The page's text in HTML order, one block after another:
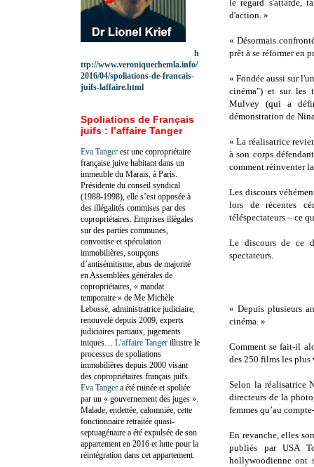
le regard s'attarde,
d'action. »
« Désormais
prêt à se réformer en
« Fondée aussi sur
cinéma") et sur les
Mulvey (qui a
démonstration de
« La réalisatrice
à son corps
comment réinventer
Les discours
lors de récentes
téléspectateurs – ce
Le discours de ce
spectateurs.
« Depuis plusieurs
cinéma. »
Comment se fait-il
des 250 films les plus
Selon la réalisatrice
directeurs de la
femmes qu’au
En revanche, elles
publiés par USA
hollywoodienne ont
h
ttp://www.veroniquechemla.info/
2016/04/spoliations-de-francais-
juifs-laffaire.html
Spoliations de Français
juifs : l’affaire Tanger
Eva Tanger est une copropriétaire
française juive habitant dans un
immeuble du Marais, à Paris.
Présidente du conseil syndical
(1988-1998), elle s’est opposée à
des illégalités commises par des
copropriétaires. Emprises illégales
sur des parties communes,
convoitise et spéculation
immobilières, soupçons
d’antisémitisme, abus de majorité
en Assemblées générales de
copropriétaires, « mandat
temporaire » de Me Michèle
Lebossé, administratrice judiciaire,
renouvelé depuis 2009, experts
judiciaires partiaux, jugements
iniques… L’affaire Tanger illustre le
processus de spoliations
immobilières depuis 2000 visant
des copropriétaires français juifs.
Eva Tanger a été ruinée et spoliée
par un « gouvernement des juges ».
Malade, endettée, calomniée, cette
fonctionnaire retraitée quasi-
septuagénaire a été expulsée de son
appartement en 2016 et lutte pour la
réintégration dans cet appartement.